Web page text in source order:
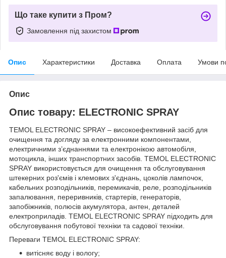
Що таке купити з Пром?
Замовлення під захистом
Опис Характеристики Доставка Оплата Умови
Опис
Опис товару: ELECTRONIC SPRAY
TEMOL ELECTRONIC SPRAY – високоефективний засіб для
очищення та догляду за електронними компонентами,
електричними з’єднаннями та електронікою автомобіля,
мотоцикла, інших транспортних засобів. TEMOL ELECTRONIC
SPRAY використовується для очищення та обслуговування
штекерних роз'ємів і клемових з'єднань, цоколів лампочок,
кабельних розподільників, перемикачів, реле, розподільників
запалювання, переривників, стартерів, генераторів,
запобіжників, полюсів акумулятора, антен, деталей
електроприладів. TEMOL ELECTRONIC SPRAY підходить для
обслуговування побутової техніки та садової техніки.
Переваги TEMOL ELECTRONIC SPRAY:
витісняє воду і вологу;